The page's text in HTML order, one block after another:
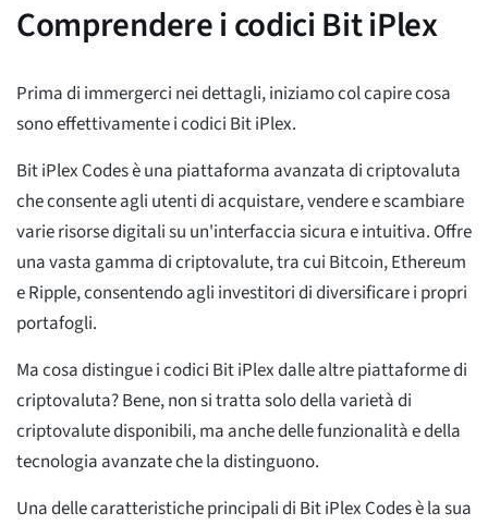
Comprendere i codici Bit iPlex
Prima di immergerci nei dettagli, iniziamo col capire cosa
sono effettivamente i codici Bit iPlex.
Bit iPlex Codes è una piattaforma avanzata di criptovaluta
che consente agli utenti di acquistare, vendere e scambiare
varie risorse digitali su un'interfaccia sicura e intuitiva. Offre
una vasta gamma di criptovalute, tra cui Bitcoin, Ethereum
e Ripple, consentendo agli investitori di diversificare i propri
portafogli.
Ma cosa distingue i codici Bit iPlex dalle altre piattaforme di
criptovaluta? Bene, non si tratta solo della varietà di
criptovalute disponibili, ma anche delle funzionalità e della
tecnologia avanzate che la distinguono.
Una delle caratteristiche principali di Bit iPlex Codes è la sua